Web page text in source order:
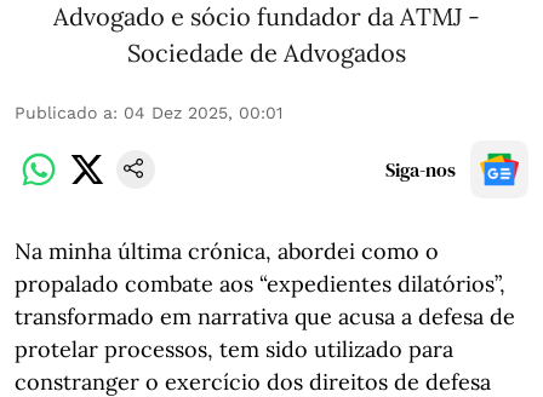
Advogado e sócio fundador da ATMJ -
Sociedade de Advogados
Publicado a: 04 Dez 2025, 00:01
Siga-nos
Na minha última crónica, abordei como o
propalado combate aos “expedientes dilatórios”,
transformado em narrativa que acusa a defesa de
protelar processos, tem sido utilizado para
constranger o exercício dos direitos de defesa